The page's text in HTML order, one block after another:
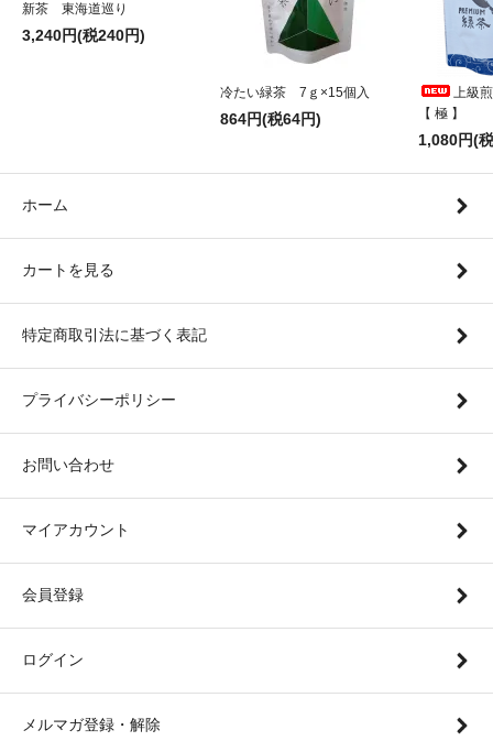
新茶 東海道巡り
3,240円(税240円)
冷たい緑茶 7ｇ×15個入
864円(税64円)
上級
【 極 】
1,080円(
ホーム
カートを見る
特定商取引法に基づく表記
プライバシーポリシー
お問い合わせ
マイアカウント
会員登録
ログイン
メルマガ登録・解除